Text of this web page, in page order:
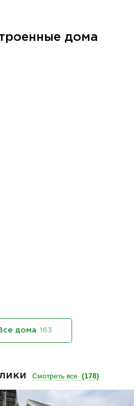
дома
дома 163
Смотреть все (178)